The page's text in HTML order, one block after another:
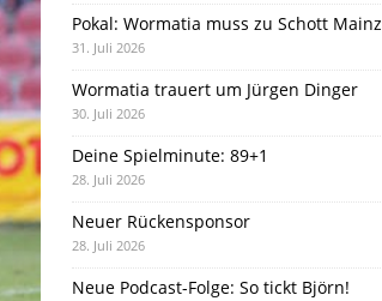
Pokal: Wormatia muss zu Schott Mainz
31. Juli 2026
Wormatia trauert um Jürgen Dinger
30. Juli 2026
Deine Spielminute: 89+1
28. Juli 2026
Neuer Rückensponsor
28. Juli 2026
Neue Podcast-Folge: So tickt Björn!